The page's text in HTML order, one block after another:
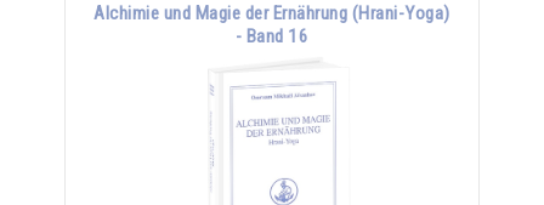
Alchimie und Magie der Ernährung (Hrani-Yoga)
- Band 16